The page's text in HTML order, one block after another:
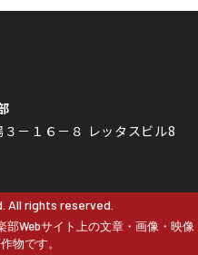
－１６－８ レッタスビル8
All rights reserved.
Webサイト上の文章・画像・映像
物です。